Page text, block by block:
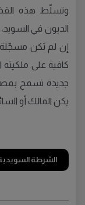
وتسلّط هذه
الديون في
إن لم تكن
كافية على ملكيته
جديدة تسمح
يكن المالك أو
الشرطة